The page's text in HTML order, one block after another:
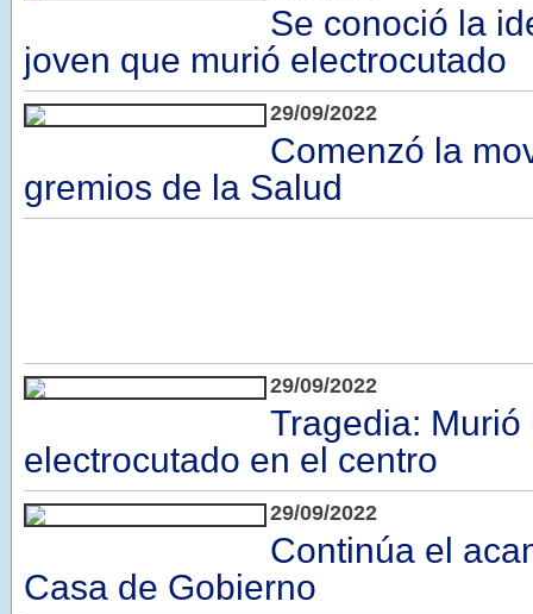
Se conoció la
joven que murió electrocutado
29/09/2022
Comenzó la
gremios de la Salud
29/09/2022
Tragedia: Murió
electrocutado en el centro
29/09/2022
Continúa el
Casa de Gobierno